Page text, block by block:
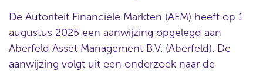
De Autoriteit Financiële Markten (AFM) heeft op 1
augustus 2025 een aanwijzing opgelegd aan
Aberfeld Asset Management B.V. (Aberfeld). De
aanwijzing volgt uit een onderzoek naar de